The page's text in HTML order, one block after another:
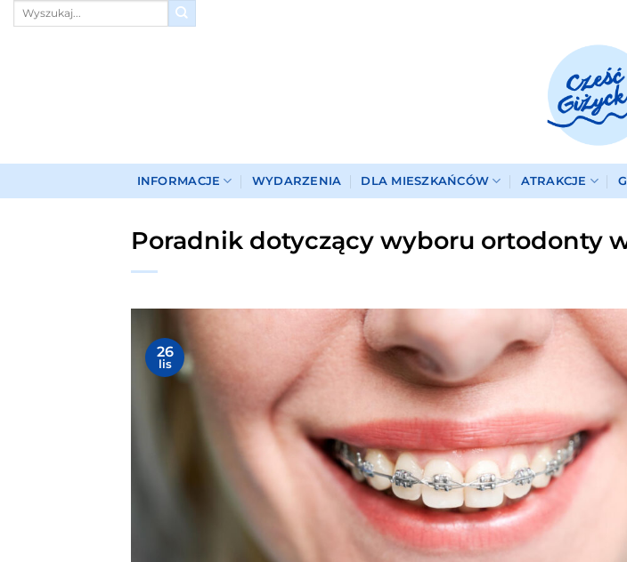
Przewiń
INFORMACJE WYDARZENIA DLA MIESZKAŃCÓW ATRAKCJE
Poradnik dotyczący wyboru ortodonty
26
lis